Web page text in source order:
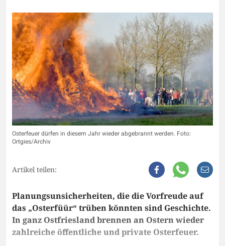
Osterfeuer dürfen in diesem Jahr wieder abgebrannt werden. Foto:
Ortgies/Archiv
Artikel teilen:
Planungsunsicherheiten, die die Vorfreude auf
das „Osterfüür“ trüben könnten sind Geschichte.
In ganz Ostfriesland brennen an Ostern wieder
zahlreiche öffentliche und private Osterfeuer.